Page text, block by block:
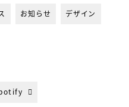
お知らせ デザイン